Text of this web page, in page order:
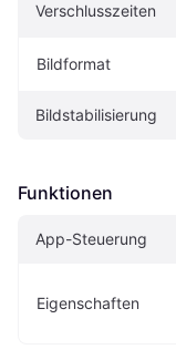
Verschlusszeiten
Bildformat
Bildstabilisierung
Funktionen
App-Steuerung
Eigen­schaften